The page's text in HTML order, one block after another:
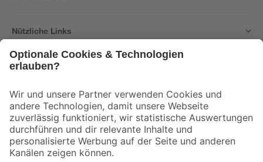
Nützliche Links
Der toom Newsletter: Keine Angebote und Aktionen mehr verpassen!
Zur Newsletter Anmeldung
Folge uns